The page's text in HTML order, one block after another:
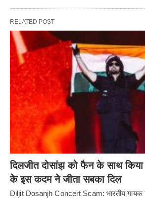
RELATED POST
दिलजीत दोसांझ को फैन के साथ किया
के इस कदम ने जीता सबका दिल
Diljit Dosanjh Concert Scam: भारतीय गायक